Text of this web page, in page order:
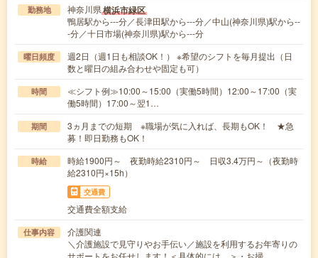
勤務地 神奈川県横浜市緑区
鴨居駅から---分／長津田駅から---分／中山(神奈川県)駅から--
-分／十日市場(神奈川県)駅から---分
曜日頻度
週2日（週1日も相談OK！） ※希望のシフトを毎月提出（日
数と曜日の組み合わせや固定も可）
時間
≪シフト例≫10:00～15:00（実働5時間）12:00～17:00（実
働5時間）17:00～翌1…
期間
3ヵ月までの短期 ※職場が気に入れば、長期もOK！ ★急
募！即日勤務もOK！
時給
時給1900円～ 夜勤時給2310円～ 日収3.4万円～（夜勤時
給2310円×15h）
交通費
交通費全額支給
仕事内容
介護関連
＼介護施設で見守りやお手伝い／施設を利用するお年寄りの
サポートをお任せします！＜具体的には…＞・お掃…